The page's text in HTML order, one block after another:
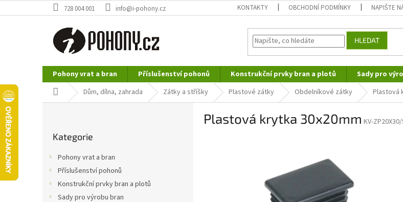
na
728 004 001 info@i-pohony.cz KONTAKTY OBCHODNÍ PODMÍNKY NAPIŠTE
HLEDAT
Pohony vrat a bran Příslušenství pohonů Konstrukční prvky bran a plotů Sady pro
Nerezové polotovary
Hutní materiál
Domů Dům, dílna, zahrada Zátky a stříšky Plastové zátky Obdelníkové zátky Plastová
kategorie
Kategorie
Pohony vrat a bran
Příslušenství pohonů
Konstrukční prvky bran a plotů
Sady pro výrobu bran
Plastová krytka 30x20mm KV-